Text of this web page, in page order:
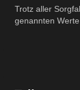
Trotz aller
genannten